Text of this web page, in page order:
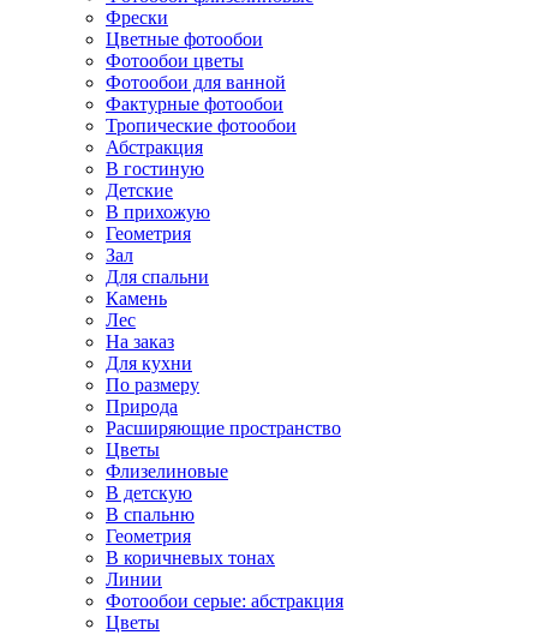
Фрески
Цветные фотообои
Фотообои цветы
Фотообои для ванной
Фактурные фотообои
Тропические фотообои
Абстракция
В гостиную
Детские
В прихожую
Геометрия
Зал
Для спальни
Камень
Лес
На заказ
Для кухни
По размеру
Природа
Расширяющие пространство
Цветы
Флизелиновые
В детскую
В спальню
Геометрия
В коричневых тонах
Линии
Фотообои серые: абстракция
Цветы